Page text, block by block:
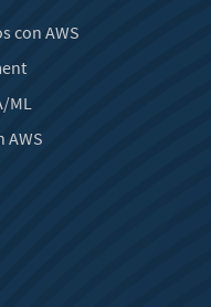
con AWS
ML
AWS